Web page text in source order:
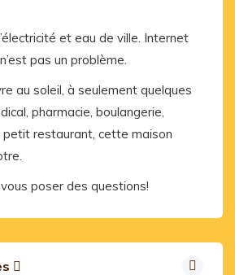
et eau de ville. Internet
pas un problème.
au soleil, à seulement quelques
pharmacie, boulangerie,
petit restaurant, cette maison
poser des questions!